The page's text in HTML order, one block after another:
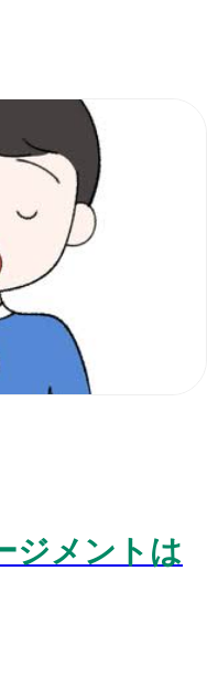
ジメントは